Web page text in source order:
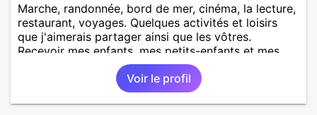
Marche, randonnée, bord de mer, cinéma, la lecture,
restaurant, voyages. Quelques activités et loisirs
que j'aimerais partager ainsi que les vôtres.
Recevoir mes enfants, mes petits-enfants et mes
amis. Bénévolat auprès des enfants à l’école, pour le
cinéma indépendant... Se rencontrer, être à l’écoute,
échanger avec une personne de confiance, pour une
vie de partage, de tendresse. Les voyages et où
Voir le profil